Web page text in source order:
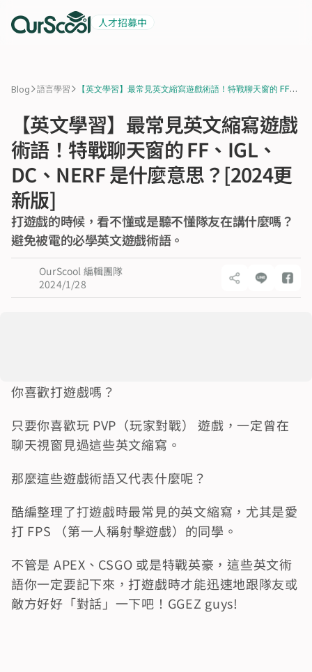
人才招募中
Blog>語言學習>
【英文學習】最常見英文縮寫遊戲術語！特戰聊天窗的 FF、
【英文學習】最常見英文縮寫遊戲
術語！特戰聊天窗的 FF、IGL、
DC、NERF 是什麼意思？[2024更
新版]
打遊戲的時候，看不懂或是聽不懂隊友在講什麼嗎？
避免被電的必學英文遊戲術語。
OurScool 編輯團隊
2024/1/28
你喜歡打遊戲嗎？
只要你喜歡玩 PVP（玩家對戰） 遊戲，一定曾在
聊天視窗見過這些英文縮寫。
那麼這些遊戲術語又代表什麼呢？
酷編整理了打遊戲時最常見的英文縮寫，尤其是愛
打 FPS （第一人稱射擊遊戲）的同學。
不管是 APEX、CSGO 或是特戰英豪，這些英文術
語你一定要記下來，打遊戲時才能迅速地跟隊友或
敵方好好「對話」一下吧！GGEZ guys!